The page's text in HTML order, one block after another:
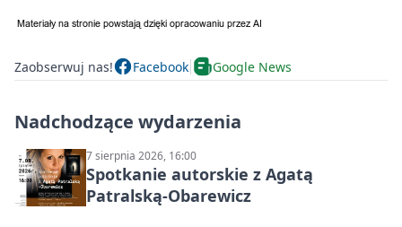
Zaobserwuj nas! Facebook Google News
Nadchodzące wydarzenia
7 sierpnia 2026, 16:00
Spotkanie autorskie z Agatą
Patralską-Obarewicz